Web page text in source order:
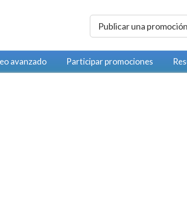
Publicar una promoción
avanzado Participar promociones